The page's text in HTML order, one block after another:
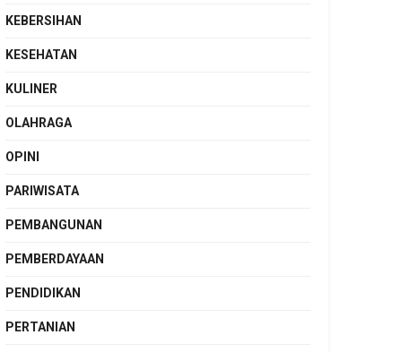
KEBERSIHAN
KESEHATAN
KULINER
OLAHRAGA
OPINI
PARIWISATA
PEMBANGUNAN
PEMBERDAYAAN
PENDIDIKAN
PERTANIAN